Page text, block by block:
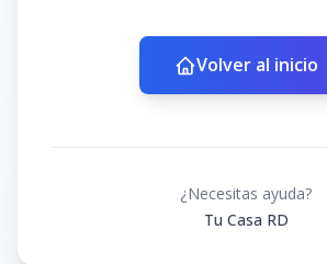
Volver al inicio
¿Necesitas ayuda?
Tu Casa RD